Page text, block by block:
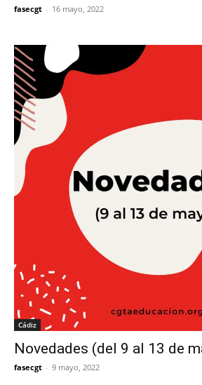
fasecgt - 16 mayo, 2022
Cádiz
Novedades (del 9 al 13 de
fasecgt - 9 mayo, 2022